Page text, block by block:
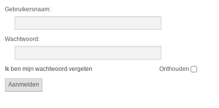
Gebruikersnaam:
Wachtwoord:
Ik ben mijn wachtwoord vergeten Onthouden